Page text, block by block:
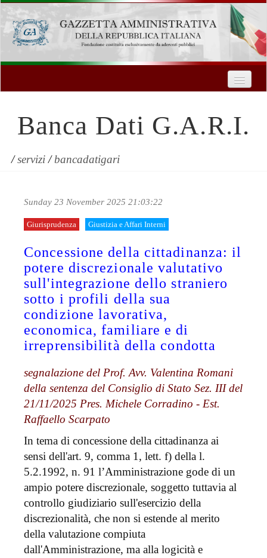
Formazione
Innovazione Tecnologica
Registrati
Banca Dati G.A.R.I.
/servizi/bancadatigari
Sunday 23 November 2025 21:03:22
Giurisprudenza Giustizia e Affari Interni
Concessione della cittadinanza: il
potere discrezionale valutativo
sull'integrazione dello straniero
sotto i profili della sua
condizione lavorativa,
economica, familiare e di
irreprensibilità della condotta
segnalazione del Prof. Avv. Valentina Romani
della sentenza del Consiglio di Stato Sez. III del
21/11/2025 Pres. Michele Corradino - Est.
Raffaello Scarpato
In tema di concessione della cittadinanza ai
sensi dell'art. 9, comma 1, lett. f) della l.
5.2.1992, n. 91 l’Amministrazione gode di un
ampio potere discrezionale, soggetto tuttavia al
controllo giudiziario sull'esercizio della
discrezionalità, che non si estende al merito
della valutazione compiuta
dall'Amministrazione, ma alla logicità e